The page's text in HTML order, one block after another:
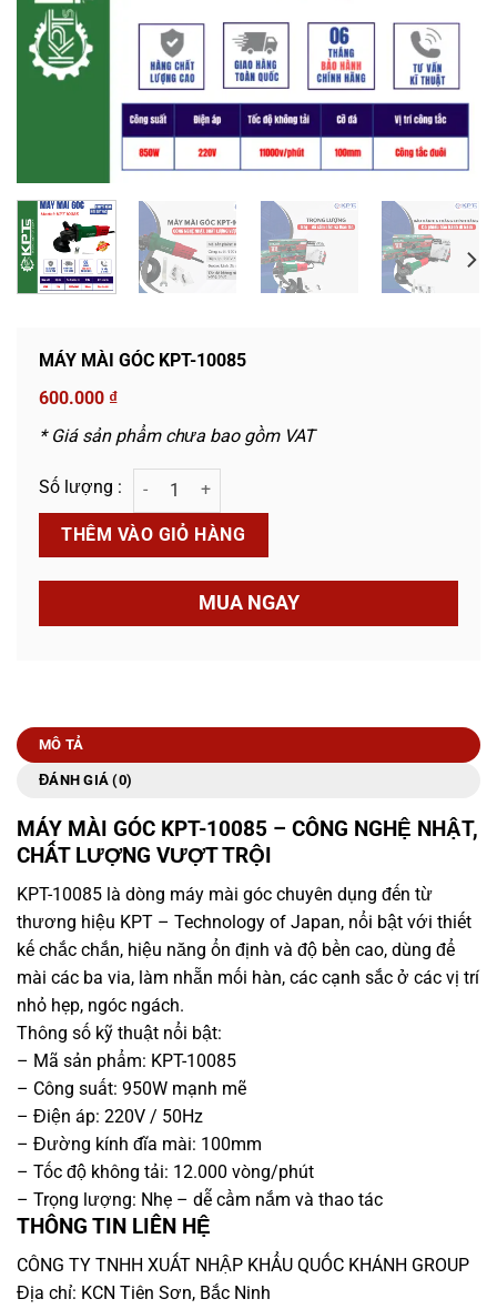
MÁY MÀI GÓC KPT-10085
600.000 ₫
* Giá sản phẩm chưa bao gồm VAT
MÁY MÀI GÓC KPT-10085 số lượng
THÊM VÀO GIỎ HÀNG
MUA NGAY
MÔ TẢ
ĐÁNH GIÁ (0)
MÁY MÀI GÓC KPT-10085 – CÔNG NGHỆ NHẬT,
CHẤT LƯỢNG VƯỢT TRỘI
KPT-10085 là dòng máy mài góc chuyên dụng đến từ
thương hiệu KPT – Technology of Japan, nổi bật với thiết
kế chắc chắn, hiệu năng ổn định và độ bền cao, dùng để
mài các ba via, làm nhẵn mối hàn, các cạnh sắc ở các vị trí
nhỏ hẹp, ngóc ngách.
Thông số kỹ thuật nổi bật:
– Mã sản phẩm: KPT-10085
– Công suất: 950W mạnh mẽ
– Điện áp: 220V / 50Hz
– Đường kính đĩa mài: 100mm
– Tốc độ không tải: 12.000 vòng/phút
– Trọng lượng: Nhẹ – dễ cầm nắm và thao tác
THÔNG TIN LIÊN HỆ
CÔNG TY TNHH XUẤT NHẬP KHẨU QUỐC KHÁNH GROUP
Địa chỉ: KCN Tiên Sơn, Bắc Ninh